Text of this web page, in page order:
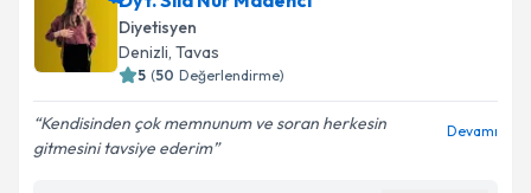
Dyt. Sıla Nur Madenci
Diyetisyen
Denizli, Tavas
5 (50 Değerlendirme)
Kendisinden çok memnunum ve soran herkesin
gitmesini tavsiye ederim
Devamı